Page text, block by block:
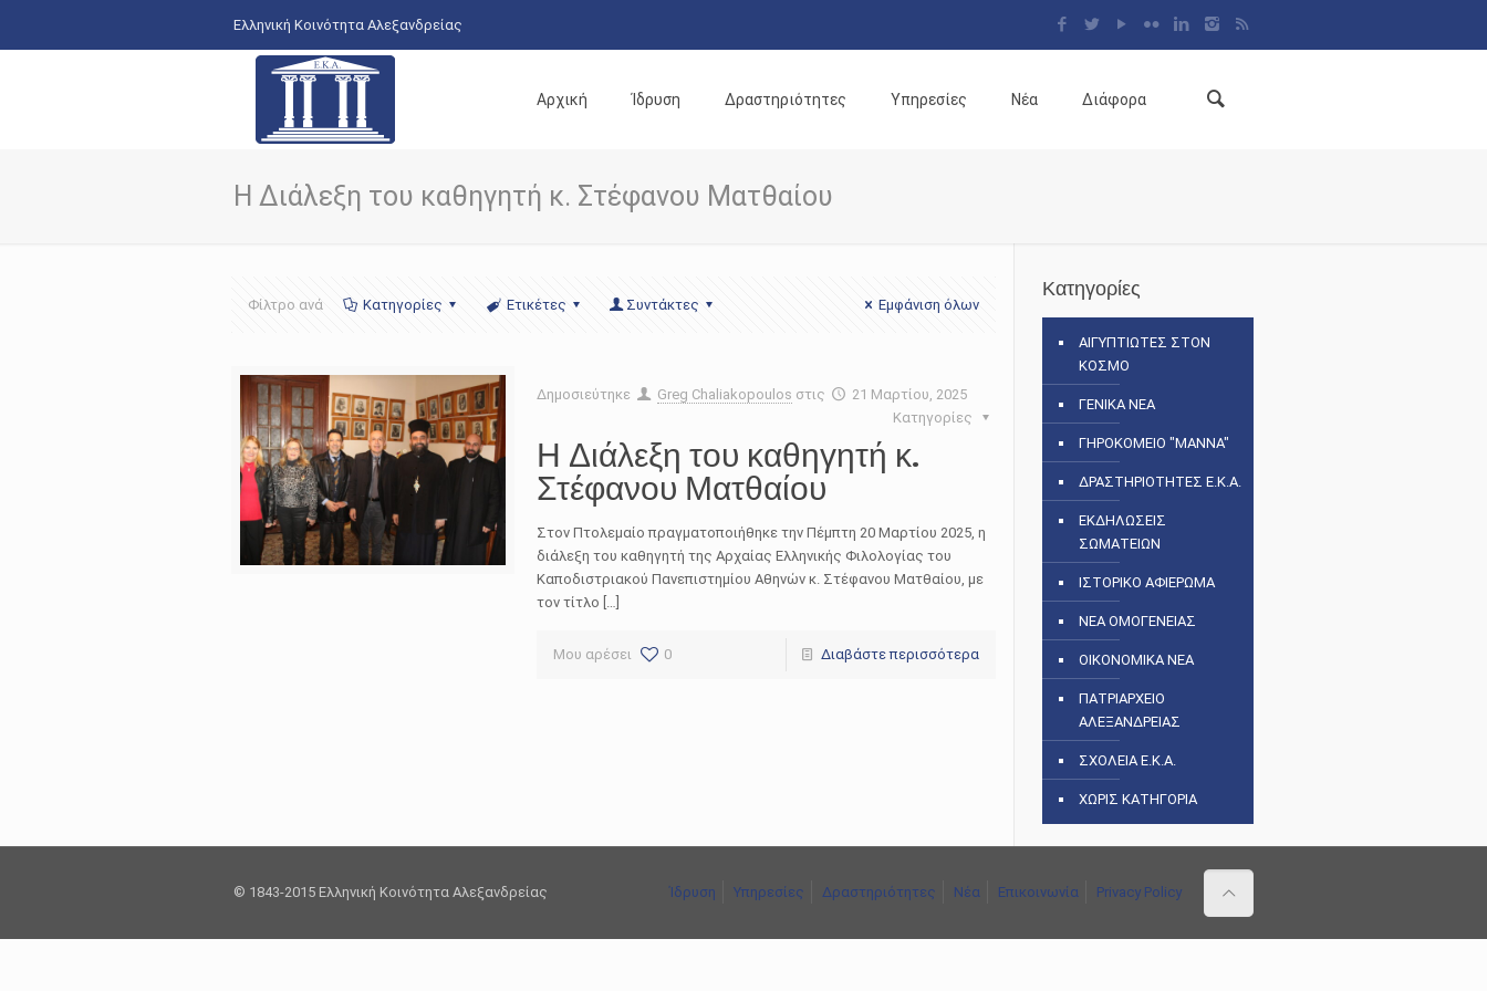
Ελληνική Κοινότητα Αλεξανδρείας
Αρχική Ίδρυση Δραστηριότητες Υπηρεσίες Νέα Διάφορα
Η Διάλεξη του καθηγητή κ. Στέφανου Ματθαίου
Φίλτρο ανά Κατηγορίες Ετικέτες Συντάκτες Εμφάνιση όλων
Δημοσιεύτηκε Greg Chaliakopoulos στις
21 Μαρτίου, 2025
Κατηγορίες
Η Διάλεξη του καθηγητή κ.
Στέφανου Ματθαίου
Στον Πτολεμαίο πραγματοποιήθηκε την Πέμπτη 20 Μαρτίου 2025, η
διάλεξη του καθηγητή της Αρχαίας Ελληνικής Φιλολογίας του
Καποδιστριακού Πανεπιστημίου Αθηνών κ. Στέφανου Ματθαίου, με
τον τίτλο […]
Μου αρέσει 0 Διαβάστε περισσότερα
Κατηγορίες
ΑΙΓΥΠΤΙΩΤΕΣ ΣΤΟΝ
ΚΟΣΜΟ
ΓΕΝΙΚΑ ΝΕΑ
ΓΗΡΟΚΟΜΕΙΟ "ΜΑΝΝΑ"
ΔΡΑΣΤΗΡΙΟΤΗΤΕΣ Ε.Κ.Α.
ΕΚΔΗΛΩΣΕΙΣ
ΣΩΜΑΤΕΙΩΝ
ΙΣΤΟΡΙΚΟ ΑΦΙΕΡΩΜΑ
ΝΕΑ ΟΜΟΓΕΝΕΙΑΣ
ΟΙΚΟΝΟΜΙΚΑ ΝΕΑ
ΠΑΤΡΙΑΡΧΕΙΟ
ΑΛΕΞΑΝΔΡΕΙΑΣ
ΣΧΟΛΕΙΑ Ε.Κ.Α.
ΧΩΡΙΣ ΚΑΤΗΓΟΡΙΑ
© 1843-2015 Ελληνική Κοινότητα Αλεξανδρείας Ίδρυση Υπηρεσίες Δραστηριότητες Νέα Επικοινωνία Privacy Policy